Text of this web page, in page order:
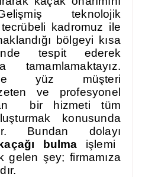
teknolojik
kadromuz ile
bölgeyi kısa
tespit ederek
tamamlamaktayız.
yüz müşteri
ve profesyonel
bir hizmeti tüm
konusunda
Bundan dolayı
bulma işlemi
gelen şey; firmamıza